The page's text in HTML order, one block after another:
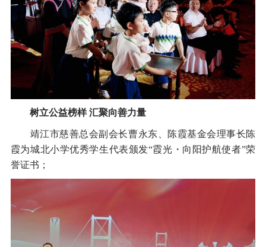
树立公益榜样 汇聚向善力量
靖江市慈善总会副会长曹永东、陈霞基金会理事长陈
霞为城北小学优秀学生代表颁发“霞光・向阳护航使者”荣
誉证书；